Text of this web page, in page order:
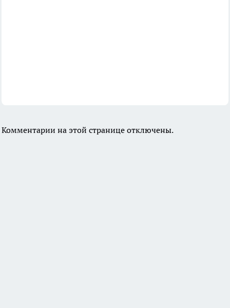
Комментарии на этой странице отключены.